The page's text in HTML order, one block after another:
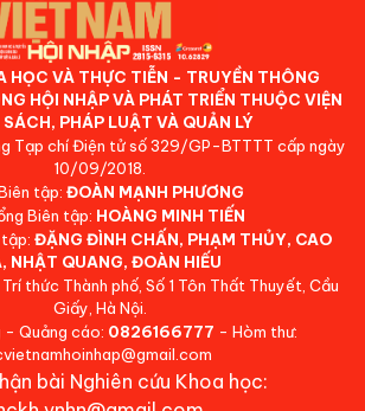
HỌC VÀ THỰC TIỄN - TRUYỀN THÔNG
HỘI NHẬP VÀ PHÁT TRIỂN THUỘC VIỆN
SÁCH, PHÁP LUẬT VÀ QUẢN LÝ
Tạp chí Điện tử số 329/GP-BTTTT cấp ngày
10/09/2018.
tập: ĐOÀN MẠNH PHƯƠNG
Biên tập: HOÀNG MINH TIẾN
ĐẶNG ĐÌNH CHẤN, PHẠM THỦY, CAO
NHẬT QUANG, ĐOÀN HIẾU
thức Thành phố, Số 1 Tôn Thất Thuyết, Cầu
Giấy, Hà Nội.
- Quảng cáo: 0826166777 - Hòm thư:
bài Nghiên cứu Khoa học: